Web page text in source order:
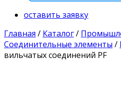
оставить заявку
Главная / Каталог/
Соединительные элементы /
вильчатых соединений PF